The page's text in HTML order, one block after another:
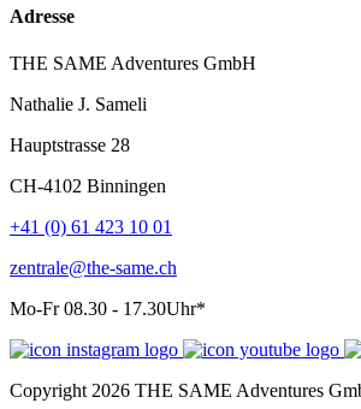
Adresse
THE SAME Adventures GmbH
Nathalie J. Sameli
Hauptstrasse 28
CH-4102 Binningen
+41 (0) 61 423 10 01
zentrale@the-same.ch
Mo-Fr 08.30 - 17.30Uhr*
Copyright 2026 THE SAME Adventures